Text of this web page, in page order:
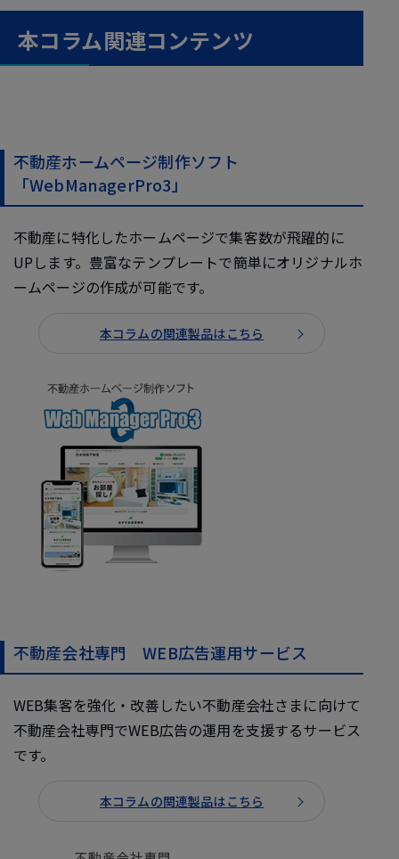
本コラム関連コンテンツ
不動産ホームページ制作ソフト
「WebManagerPro3」
不動産に特化したホームページで集客数が飛躍的に
UPします。豊富なテンプレートで簡単にオリジナルホ
ームページの作成が可能です。
本コラムの関連製品はこちら
不動産会社専門 WEB広告運用サービス
WEB集客を強化・改善したい不動産会社さまに向けて
不動産会社専門でWEB広告の運用を支援するサービス
です。
本コラムの関連製品はこちら